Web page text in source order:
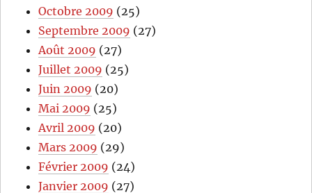
Octobre 2009 (25)
Septembre 2009 (27)
Août 2009 (27)
Juillet 2009 (25)
Juin 2009 (20)
Mai 2009 (25)
Avril 2009 (20)
Mars 2009 (29)
Février 2009 (24)
Janvier 2009 (27)